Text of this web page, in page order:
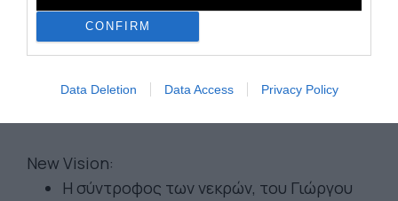
CONFIRM
Data Deletion Data Access Privacy Policy
New Vision:
Η σύντροφος των νεκρών, του Γιώργου